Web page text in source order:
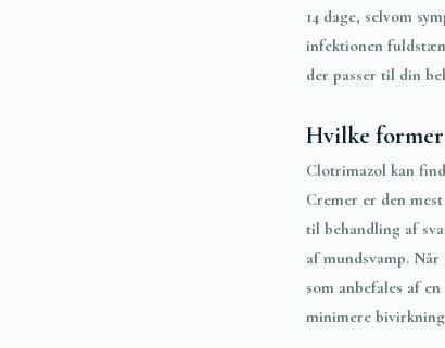
14 dage, selvom
infektionen
der passer til din
Hvilke
Clotrimazol kan
Cremer er den
til behandling af
af mundsvamp.
som anbefales af
minimere